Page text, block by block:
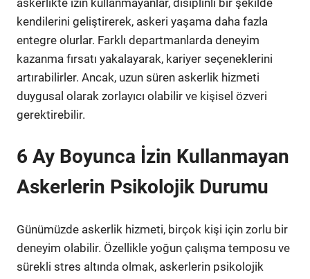
kendilerini geliştirerek, askeri yaşama daha fazla
entegre olurlar. Farklı departmanlarda deneyim
kazanma fırsatı yakalayarak, kariyer seçeneklerini
artırabilirler. Ancak, uzun süren askerlik hizmeti
duygusal olarak zorlayıcı olabilir ve kişisel özveri
gerektirebilir.
6 Ay Boyunca İzin Kullanmayan
Askerlerin Psikolojik Durumu
Günümüzde askerlik hizmeti, birçok kişi için zorlu bir
deneyim olabilir. Özellikle yoğun çalışma temposu ve
sürekli stres altında olmak, askerlerin psikolojik